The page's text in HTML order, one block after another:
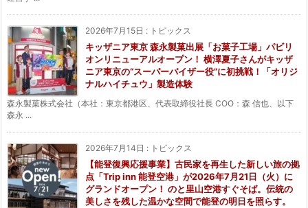
2026年7月15日 : トピックス
キッザニア東京 森永製菓出展「お菓子工場」パビリ
オンリニューアルオープン！ 横澤夏子さんがキッザ
ニア東京の“スーパーバイザー役”に初挑戦！「オリジ
ナルハイチュウ」製造体験
森永製菓株式会社（本社：東京都港区、代表取締役社長 COO：森 信也、以下
森永 ...
2026年7月14日 : トピックス
【能登復興応援事業】古民家を再生した新しい旅の拠
点「Trip inn 能登空港」が2026年7月21日（火）に
グランドオープン！ のと里山空港すぐそば。伝統の
美しさを残した温かな空間で能登の明日を照らす。